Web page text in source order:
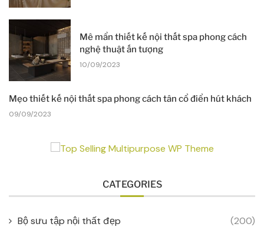
Mê mẩn thiết kế nội thất spa phong cách
nghệ thuật ấn tượng
10/09/2023
Mẹo thiết kế nội thất spa phong cách tân cổ điển hút khách
09/09/2023
CATEGORIES
Bộ sưu tập nội thất đẹp (200)